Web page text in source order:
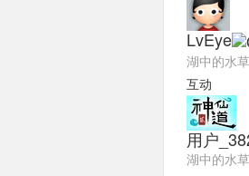
LvEye
湖中的水
互动
用户
湖中的水